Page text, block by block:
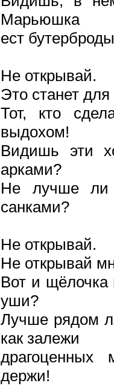
Марьюшка
ест
Не открывай.
Это станет
Тот, кто
выдохом!
Видишь эти
арками?
Не лучше ли
санками?
Не открывай.
Не открывай
Вот и щёлочка
уши?
Лучше рядом
как залежи
драгоценных
держи!